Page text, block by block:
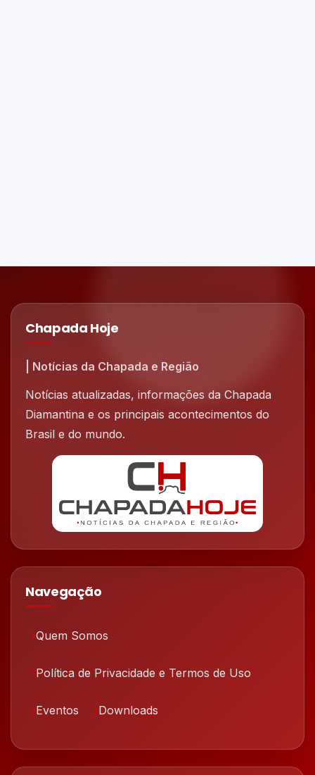
Chapada Hoje
| Notícias da Chapada e Região
Notícias atualizadas, informações da Chapada
Diamantina e os principais acontecimentos do
Brasil e do mundo.
Navegação
Quem Somos
Política de Privacidade e Termos de Uso
Eventos Downloads